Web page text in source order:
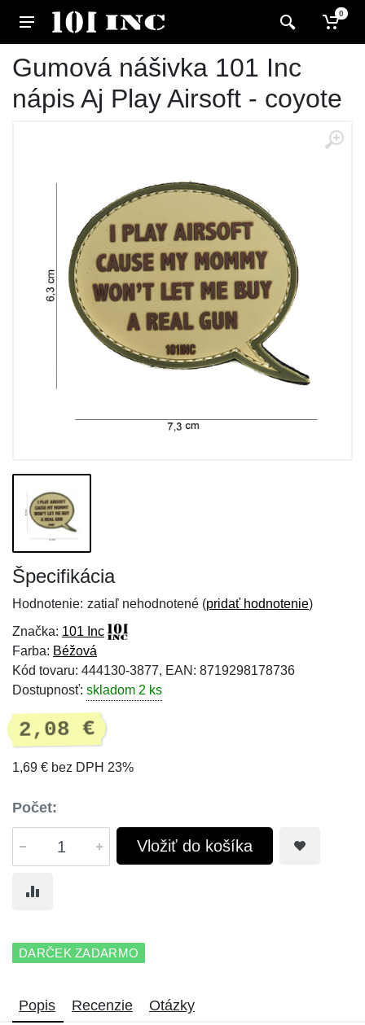
0
Gumová nášivka 101 Inc
nápis Aj Play Airsoft - coyote
Špecifikácia
Hodnotenie: zatiaľ nehodnotené (pridať hodnotenie)
Značka: 101 Inc
Farba: Béžová
Kód tovaru: 444130-3877, EAN: 8719298178736
Dostupnosť: skladom 2 ks
2,08 €
1,69 € bez DPH 23%
Počet:
Vložiť do košíka
DARČEK ZADARMO
Popis Recenzie Otázky